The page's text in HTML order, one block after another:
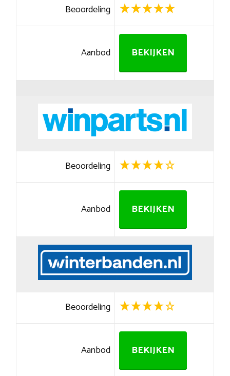
Beoordeling
Aanbod BEKIJKEN
Beoordeling
Aanbod BEKIJKEN
Beoordeling
Aanbod BEKIJKEN